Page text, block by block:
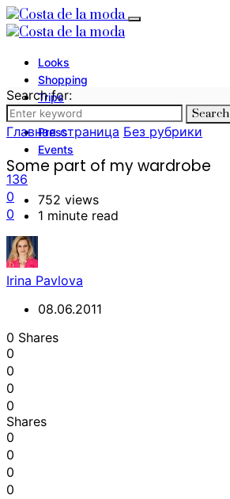
Looks
Shopping
Trips
Photography
Press
Events
136
0
0
Search for:
Search
Главная страница Без рубрики
Some part of my wardrobe
752 views
1 minute read
Irina Pavlova
08.06.2011
0 Shares
0
0
0
0
Shares
0
0
0
0